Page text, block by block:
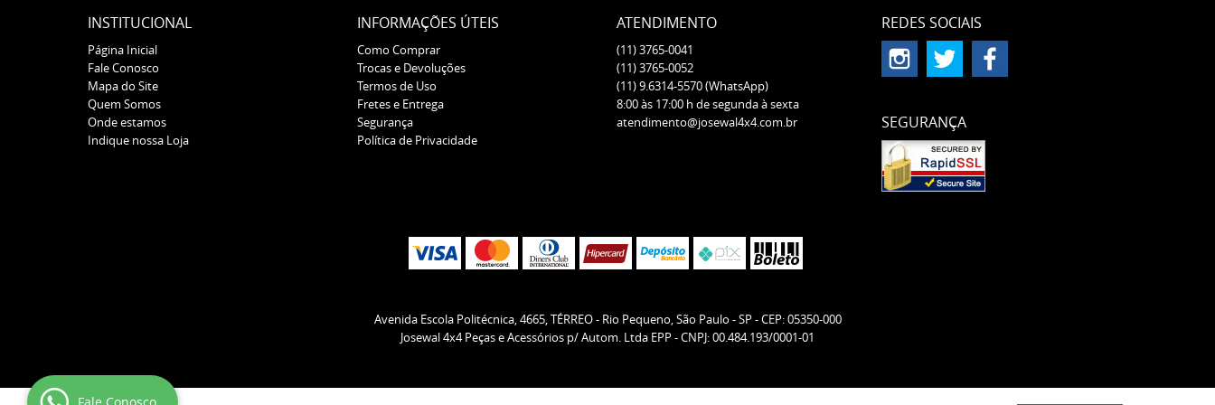
INSTITUCIONAL
Página Inicial
Fale Conosco
Mapa do Site
Quem Somos
Onde estamos
Indique nossa Loja
INFORMAÇÕES ÚTEIS
Como Comprar
Trocas e Devoluções
Termos de Uso
Fretes e Entrega
Segurança
Política de Privacidade
ATENDIMENTO
(11)3765-0041
(11)3765-0052
(11)9.6314-5570(WhatsApp)
8:00 às 17:00 h de segunda à sexta
atendimento@josewal4x4.com.br
REDES SOCIAIS
SEGURANÇA
Avenida Escola Politécnica, 4665, TÉRREO- Rio Pequeno, São Paulo -SP -CEP: 05350-000
Josewal 4x4 Peças e Acessórios p/ Autom. Ltda EPP - CNPJ: 00.484.193/0001-01